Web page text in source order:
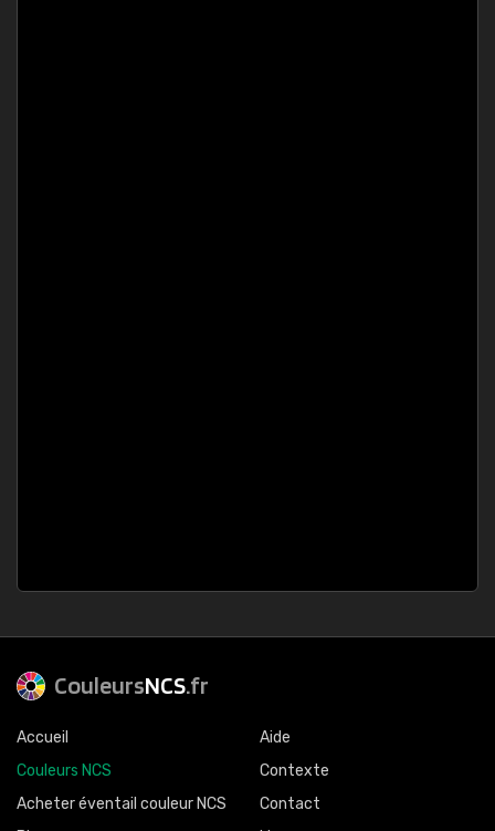
CouleursNCS.fr
Accueil
Couleurs NCS
Acheter éventail couleur NCS
Aide
Contexte
Contact